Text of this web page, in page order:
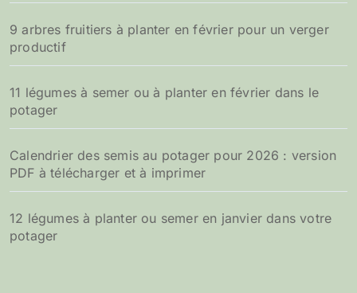
9 arbres fruitiers à planter en février pour un verger
productif
11 légumes à semer ou à planter en février dans le
potager
Calendrier des semis au potager pour 2026 : version
PDF à télécharger et à imprimer
12 légumes à planter ou semer en janvier dans votre
potager